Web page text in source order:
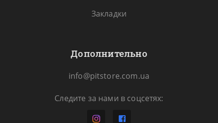
Закладки
Дополнительно
info@pitstore.com.ua
Следите за нами в соцсетях: